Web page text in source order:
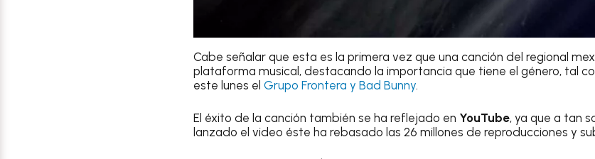
Cabe señalar que esta es la primera vez que una canción del regional
plataforma musical, destacando la importancia que tiene el género, tal
este lunes el Grupo Frontera y Bad Bunny.
El éxito de la canción también se ha reflejado en YouTube, ya que a tan
lanzado el video éste ha rebasado las 26 millones de reproducciones y